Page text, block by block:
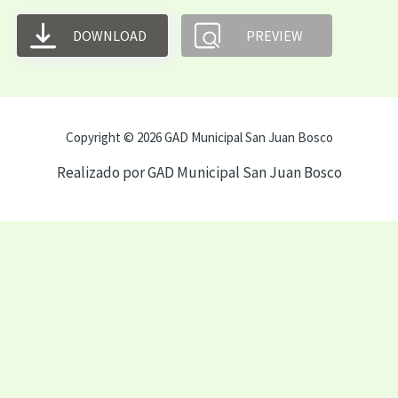
DOWNLOAD PREVIEW
Copyright © 2026 GAD Municipal San Juan Bosco
Realizado por GAD Municipal San Juan Bosco